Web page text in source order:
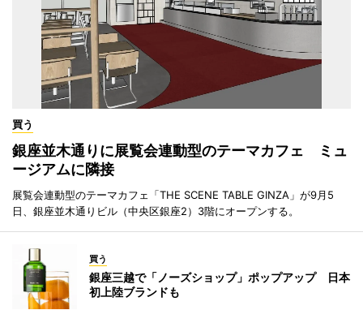
買う
銀座並木通りに展覧会連動型のテーマカフェ ミュ
ージアムに隣接
展覧会連動型のテーマカフェ「THE SCENE TABLE GINZA」が9月5
日、銀座並木通りビル（中央区銀座2）3階にオープンする。
買う
銀座三越で「ノーズショップ」ポップアップ 日本
初上陸ブランドも